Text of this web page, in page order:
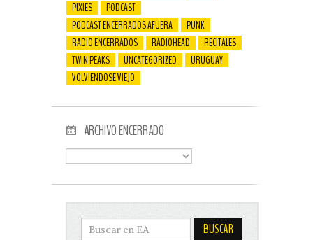
PIXIES
PODCAST
PODCAST ENCERRADOS AFUERA
PUNK
RADIO ENCERRADOS
RADIOHEAD
RECITALES
TWIN PEAKS
UNCATEGORIZED
URUGUAY
VOLVIENDOSE VIEJO
ARCHIVO ENCERRADO